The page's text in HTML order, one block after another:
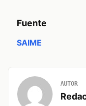
Fuente
SAIME
AUTOR